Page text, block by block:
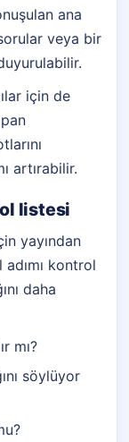
ana
veya bir
için de
artırabilir.
listesi
yayından
kontrol
daha
mı?
söylüyor